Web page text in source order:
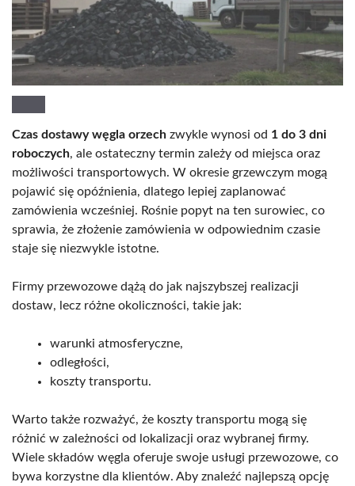
Czas dostawy węgla orzech zwykle wynosi od 1 do 3 dni
roboczych, ale ostateczny termin zależy od miejsca oraz
możliwości transportowych. W okresie grzewczym mogą
pojawić się opóźnienia, dlatego lepiej zaplanować
zamówienia wcześniej. Rośnie popyt na ten surowiec, co
sprawia, że złożenie zamówienia w odpowiednim czasie
staje się niezwykle istotne.
Firmy przewozowe dążą do jak najszybszej realizacji
dostaw, lecz różne okoliczności, takie jak:
warunki atmosferyczne,
odległości,
koszty transportu.
Warto także rozważyć, że koszty transportu mogą się
różnić w zależności od lokalizacji oraz wybranej firmy.
Wiele składów węgla oferuje swoje usługi przewozowe, co
bywa korzystne dla klientów. Aby znaleźć najlepszą opcję